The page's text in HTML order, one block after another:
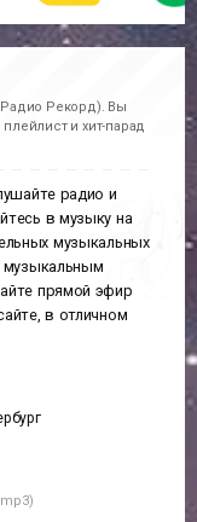
Рекорд). Вы
и хит-парад
радио и
в музыку на
музыкальных
музыкальным
прямой эфир
в отличном